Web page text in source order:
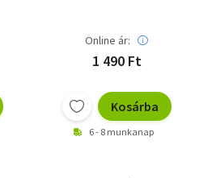
Online ár:
1 490 Ft
Kosárba
6 - 8 munkanap